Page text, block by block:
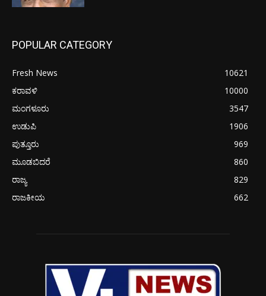
POPULAR CATEGORY
Fresh News
10621
ಕರಾವಳಿ
10000
ಮಂಗಳೂರು
3547
ಉಡುಪಿ
1906
ಪುತ್ತೂರು
969
ಮೂಡಬಿದರೆ
860
ರಾಜ್ಯ
829
ರಾಜಕೀಯ
662